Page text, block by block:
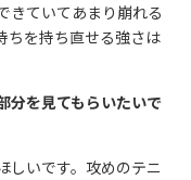
きていてあまり崩れる
ちを持ち直せる強さは
分を見てもらいたいで
しいです。攻めのテニ